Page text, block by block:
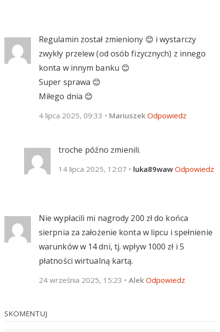
Regulamin został zmieniony 😊 i wystarczy
zwykły przelew (od osób fizycznych) z innego
konta w innym banku 😊
Super sprawa 😊
Miłego dnia 😊
4 lipca 2025, 09:33 • Mariuszek Odpowiedz
troche późno zmienili.
14 lipca 2025, 12:07 • luka89waw Odpowiedz
Nie wypłacili mi nagrody 200 zł do końca
sierpnia za założenie konta w lipcu i spełnienie
warunków w 14 dni, tj. wpływ 1000 zł i 5
płatności wirtualną kartą.
24 września 2025, 15:23 • Alek Odpowiedz
SKOMENTUJ